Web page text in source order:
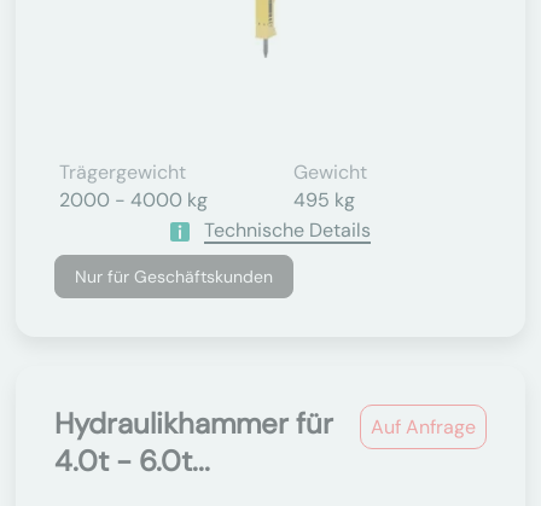
Trägergewicht
2000 - 4000 kg
Gewicht
495 kg
Technische Details
Nur für Geschäftskunden
Auf Anfrage
Hydraulikhammer für
4.0t - 6.0t...